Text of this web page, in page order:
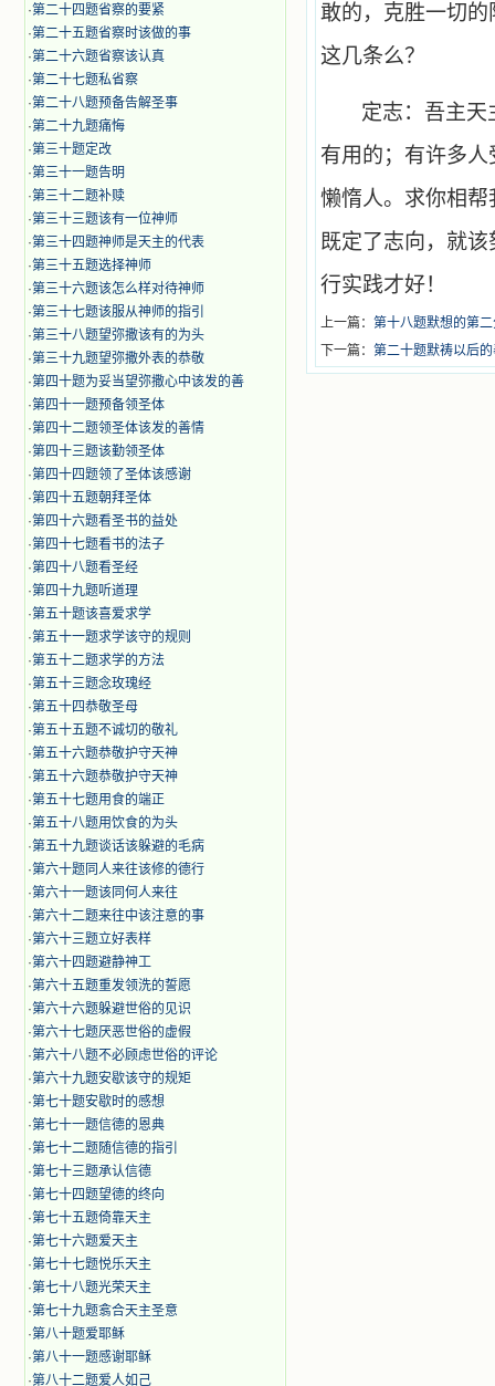
·第二十四题省察的要紧
·第二十五题省察时该做的事
·第二十六题省察该认真
·第二十七题私省察
·第二十八题预备告解圣事
·第二十九题痛悔
·第三十题定改
·第三十一题告明
·第三十二题补赎
·第三十三题该有一位神师
·第三十四题神师是天主的代表
·第三十五题选择神师
·第三十六题该怎么样对待神师
·第三十七题该服从神师的指引
·第三十八题望弥撒该有的为头
·第三十九题望弥撒外表的恭敬
·第四十题为妥当望弥撒心中该发的善
·第四十一题预备领圣体
·第四十二题领圣体该发的善情
·第四十三题该勤领圣体
·第四十四题领了圣体该感谢
·第四十五题朝拜圣体
·第四十六题看圣书的益处
·第四十七题看书的法子
·第四十八题看圣经
·第四十九题听道理
·第五十题该喜爱求学
·第五十一题求学该守的规则
·第五十二题求学的方法
·第五十三题念玫瑰经
·第五十四恭敬圣母
·第五十五题不诚切的敬礼
·第五十六题恭敬护守天神
·第五十六题恭敬护守天神
·第五十七题用食的端正
·第五十八题用饮食的为头
·第五十九题谈话该躲避的毛病
·第六十题同人来往该修的德行
·第六十一题该同何人来往
·第六十二题来往中该注意的事
·第六十三题立好表样
·第六十四题避静神工
·第六十五题重发领洗的誓愿
·第六十六题躲避世俗的见识
·第六十七题厌恶世俗的虚假
·第六十八题不必顾虑世俗的评论
·第六十九题安歇该守的规矩
·第七十题安歇时的感想
·第七十一题信德的恩典
·第七十二题随信德的指引
·第七十三题承认信德
·第七十四题望德的终向
·第七十五题倚靠天主
·第七十六题爱天主
·第七十七题悦乐天主
·第七十八题光荣天主
·第七十九题翕合天主圣意
·第八十题爱耶稣
·第八十一题感谢耶稣
·第八十二题爱人如己
敢的，克胜一切
这几条么？
定志：吾主天
有用的；有许多
懒惰人。求你相
既定了志向，就
行实践才好！
上一篇： 第十八题默想的第
下一篇： 第二十题默祷以后